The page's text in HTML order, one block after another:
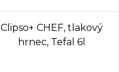
Clipso+ CHEF, tlakový
hrnec, Tefal 6l